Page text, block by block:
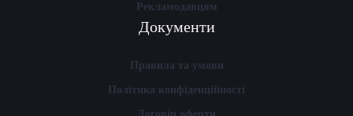
Рекламодавцям
Документи
Правила та умови
Політика конфіденційності